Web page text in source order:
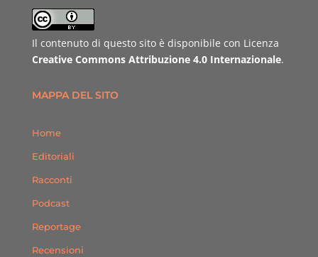
Il contenuto di questo sito è disponibile con Licenza
Creative Commons Attribuzione 4.0 Internazionale.
MAPPA DEL SITO
Home
Editoriali
Racconti
Podcast
Reportage
Recensioni